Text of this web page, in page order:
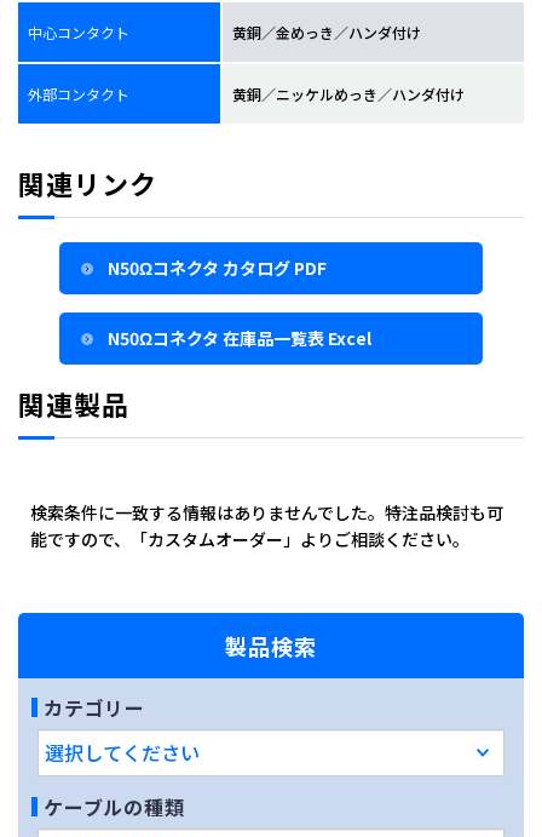
中心コンタクト 黄銅／金めっき／ハンダ付け
外部コンタクト 黄銅／ニッケルめっき／ハンダ付け
関連リンク
N50Ωコネクタ カタログ PDF
N50Ωコネクタ 在庫品一覧表 Excel
関連製品
検索条件に一致する情報はありませんでした。特注品検討も可
能ですので、「カスタムオーダー」よりご相談ください。
製品検索
カテゴリー
ケーブルの種類